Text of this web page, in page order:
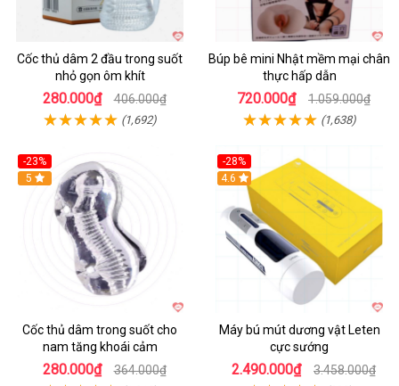
Cốc thủ dâm 2 đầu trong suốt
nhỏ gọn ôm khít
280.000₫ 406.000₫
(1,692)
Búp bê mini Nhật mềm mại chân
thực hấp dẫn
720.000₫ 1.059.000₫
(1,638)
-23%
Hot
5
Cốc thủ dâm trong suốt cho
nam tăng khoái cảm
280.000₫ 364.000₫
-28%
Hot
4.6
Máy bú mút dương vật Leten
cực sướng
2.490.000₫ 3.458.000₫